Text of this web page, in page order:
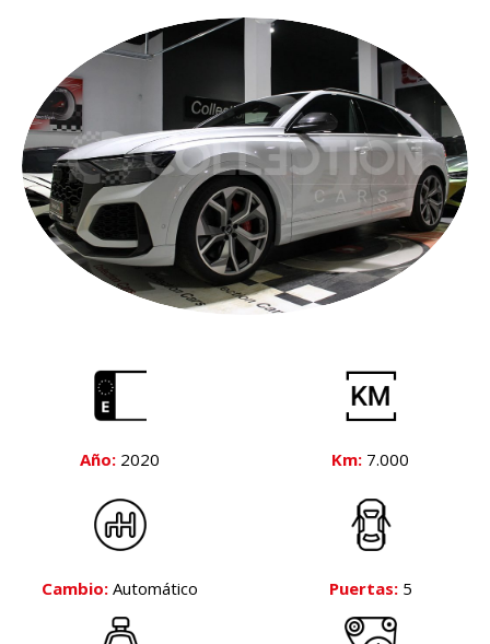
Año: 2020 Km: 7.000
Cambio: Automático Puertas:5